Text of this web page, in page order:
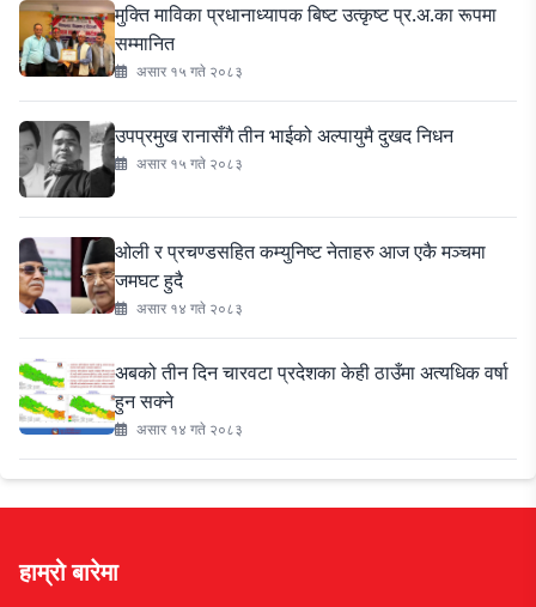
मुक्ति माविका प्रधानाध्यापक बिष्ट उत्कृष्ट प्र.अ.का रूपमा
सम्मानित
असार १५ गते २०८३
उपप्रमुख रानासँगै तीन भाईको अल्पायुमै दुखद निधन
असार १५ गते २०८३
ओली र प्रचण्डसहित कम्युनिष्ट नेताहरु आज एकै मञ्चमा
जमघट हुदै
असार १४ गते २०८३
अबको तीन दिन चारवटा प्रदेशका केही ठाउँमा अत्यधिक वर्षा
हुन सक्ने
असार १४ गते २०८३
हाम्रो बारेमा